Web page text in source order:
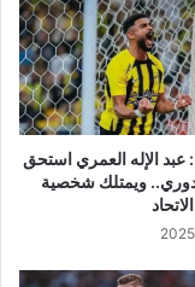
عبد الإله العمري استحق
ويمتلك شخصية